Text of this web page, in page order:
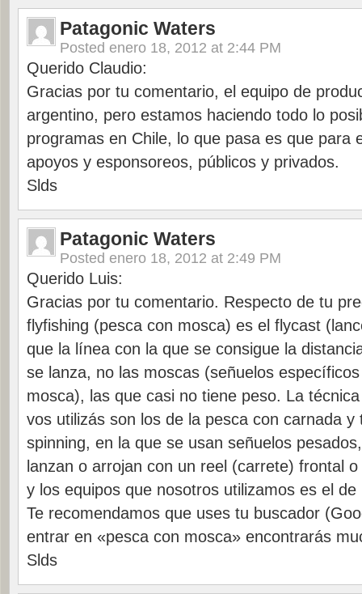
Patagonic Waters
Posted enero 18, 2012 at 2:44 PM
Querido Claudio:
Gracias por tu comentario, el equipo de
argentino, pero estamos haciendo todo lo
programas en Chile, lo que pasa es que para
apoyos y esponsoreos, públicos y privados.
Slds
Patagonic Waters
Posted enero 18, 2012 at 2:49 PM
Querido Luis:
Gracias por tu comentario. Respecto de tu
flyfishing (pesca con mosca) es el flycast
que la línea con la que se consigue la
se lanza, no las moscas (señuelos
mosca), las que casi no tiene peso. La
vos utilizás son los de la pesca con carnada y
spinning, en la que se usan señuelos
lanzan o arrojan con un reel (carrete) frontal
y los equipos que nosotros utilizamos es el
Te recomendamos que uses tu buscador
entrar en «pesca con mosca» encontrarás
Slds